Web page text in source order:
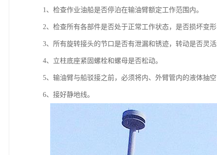
1、检查作业油船是否停泊在输油臂额定工作范围内。
2、检查所有各部件是否处于正常工作状态，是否损坏变形
3、所有旋转接头的节口是否有泄漏和锈迹，转动是否灵活
4、立柱底座紧固螺栓和螺母是否松动。
5、输油臂与船驳接之前，必须将内、外臂管内的液体抽空
6、接好静地线。